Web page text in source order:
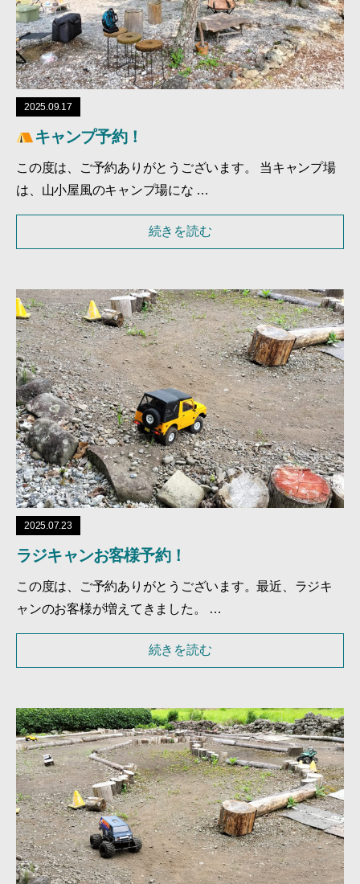
2025.09.17
キャンプ予約！
この度は、ご予約ありがとうございます。 当キャンプ場
は、山小屋風のキャンプ場にな …
続きを読む
2025.07.23
ラジキャンお客様予約！
この度は、ご予約ありがとうございます。最近、ラジキ
ャンのお客様が増えてきました。 …
続きを読む